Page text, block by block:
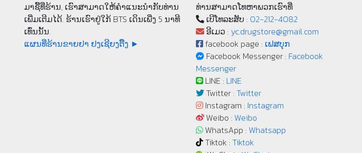
ມາຊື້ທີ່ຮ້ານ, ເຮົາສາມາດໃຫ້ຄໍາແນະນຳກັບທ່ານ
ເພີ່ມເຕີມໄດ້. ຮ້ານເຮົາຢູ່ໃກ້ BTS ເດິນເພີ່ງ 5 ນາທີ
ເທົ່ນນັ້ນ.
ແຜນທີ່ຮ້ານຂາຍຢາ ຢງເຊີຍງຕຶ໊ງ ►
ທ່ານສາມາດໂທຫາພວກເຮົາທີ່
ເບີ​ໂທລະ​ສັບ : 02-212-4082
ອີເມວ : yc.drugstore@gmail.com
facebook page : ເຟສບຸກ
Facebook Messenger : Facebook
Messenger
LINE : LINE
Twitter : Twitter
Instagram : Instagram
Weibo : Weibo
WhatsApp : Whatsapp
Tiktok : Tiktok